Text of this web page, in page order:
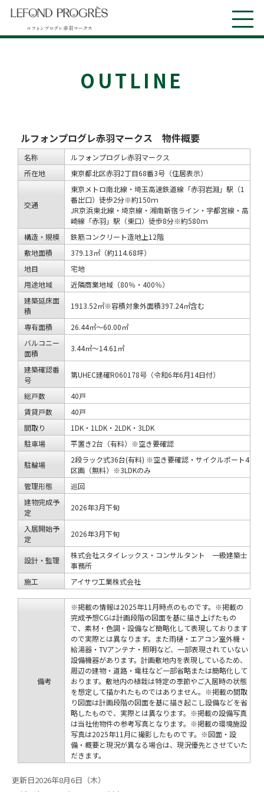
OUTLINE
ルフォンプログレ赤羽マークス 物件概要
名称
ルフォンプログレ赤羽マークス
所在地
東京都北区赤羽2丁目68番3号（住居表示）
交通
東京メトロ南北線・埼玉高速鉄道線「赤羽岩淵」駅（1
番出口）徒歩2分※約150ｍ
JR京浜東北線・埼京線・湘南新宿ライン・宇都宮線・高
崎線「赤羽」駅（東口）徒歩8分※約580ｍ
構造・規模
鉄筋コンクリート造地上12階
敷地面積
379.13㎡（約114.68坪）
地目
宅地
用途地域
近隣商業地域（80％・400％）
建築延床面
積
1913.52㎡※容積対象外面積397.24㎡含む
専有面積
26.44㎡～60.00㎡
バルコニー
面積
3.44㎡～14.61㎡
建築確認番
号
第UHEC建確R060178号（令和6年6月14日付）
総戸数
40戸
賃貸戸数
40戸
間取り
1DK・1LDK・2LDK・3LDK
駐車場
平置き2台（有料）※空き要確認
駐輪場
2段ラック式36台(有料) ※空き要確認・サイクルポート4
区画（無料）※3LDKのみ
管理形態
巡回
建物完成予
定
2026年3月下旬
入居開始予
定
2026年3月下旬
設計・監理
株式会社スタイレックス・コンサルタント 一級建築士
事務所
施工
アイサワ工業株式会社
備考
※掲載の情報は2025年11月時点のものです。※掲載の
完成予想CGは計画段階の図面を基に描き上げたもの
で、素材・色調・設備など簡略化して表現しております
ので実際とは異なります。また雨樋・エアコン室外機・
給湯器・TVアンテナ・照明など、一部表現されていない
設備機器があります。計画敷地内を表現しているため、
周辺の建物・道路・電柱など一部省略または簡略化して
おります。敷地内の植栽は特定の季節やご入居時の状態
を想定して描かれたものではありません。※掲載の間取
り図面は計画段階の図面を基に描き起こし設備などを省
略したもので、実際とは異なります。※掲載の設備写真
は当社他物件の参考写真となります。※掲載の環境施設
写真は2025年11月に撮影したものです。※図面・設
備・概要と現況が異なる場合は、現況優先とさせていた
だきます。
更新日2026年8月6日（木）